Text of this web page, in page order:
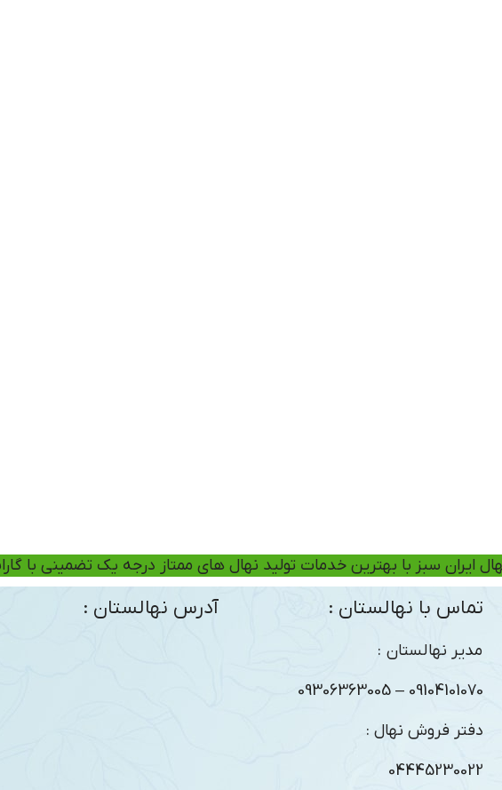
ایران سبز با بهترین خدمات تولید نهال های ممتاز درجه یک تضمینی با
تماس با نهالستان :
مدیر نهالستان :
09104101070 – 09306363005
دفتر فروش نهال :
04445230022
آدرس نهالستان :